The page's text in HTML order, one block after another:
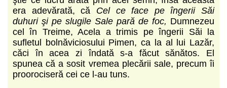
era adevărată, că Cel ce face pe îngerii Săi
duhuri şi pe slugile Sale pară de foc, Dumnezeu
cel în Treime, Acela a trimis pe îngerii Săi la
sufletul bolnăviciosului Pimen, ca la al lui Lazăr,
căci în acea zi îndată s-a făcut sănătos. El
spunea că a sosit vremea plecării sale, precum îi
proorociseră cei ce l-au tuns.